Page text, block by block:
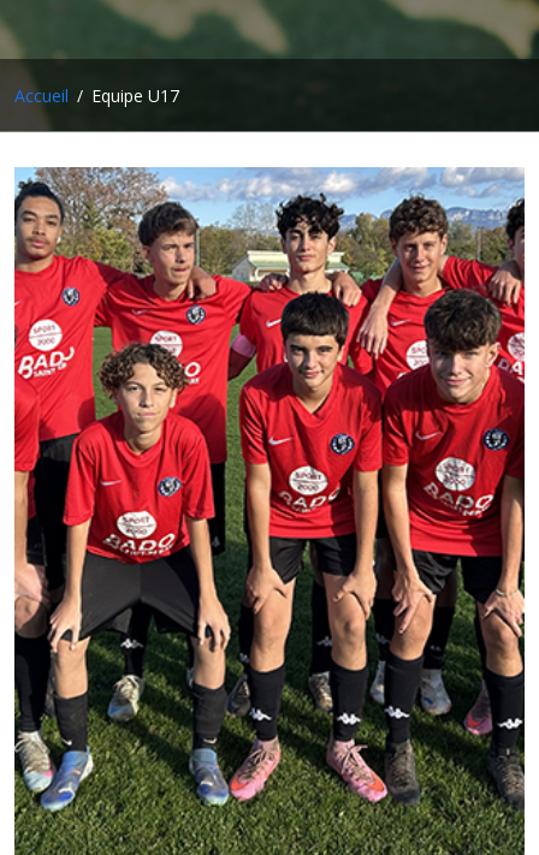
Accueil Equipe U17